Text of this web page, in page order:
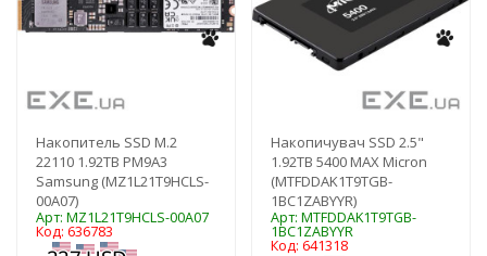
Накопитель SSD M.2
22110 1.92TB PM9A3
Samsung (MZ1L21T9HCLS-
00A07)
Арт: MZ1L21T9HCLS-00A07
Код: 636783
Накопичувач SSD 2.5"
1.92TB 5400 MAX Micron
(MTFDDAK1T9TGB-
1BC1ZABYYR)
Арт: MTFDDAK1T9TGB-
1BC1ZABYYR
Код: 641318